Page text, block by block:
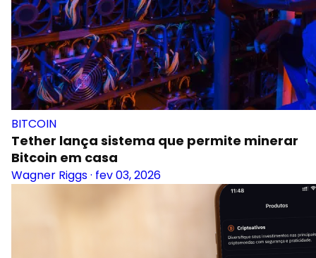
BITCOIN
Tether lança sistema que permite minerar
Bitcoin em casa
Wagner Riggs· fev 03, 2026